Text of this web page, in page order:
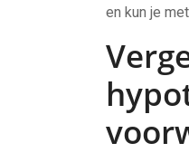
en kun je